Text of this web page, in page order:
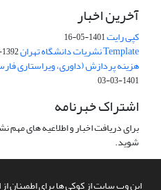
این وب سایت از کوکی ها برای اطمینان از
آخرین اخبار
کپی رایت1401-05-16
Template نشریات دانشگاه تهران 1392-04-23
هزینه پردازش (داوری، ویراستاری
1401-03-03
اشتراک خبرنامه
برای دریافت اخبار و اطلاعیه های
شوید.